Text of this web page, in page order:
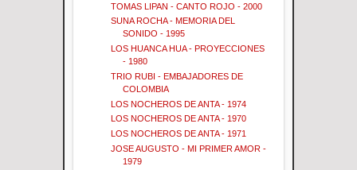
TOMAS LIPAN - CANTO ROJO - 2000
SUNA ROCHA - MEMORIA DEL
SONIDO - 1995
LOS HUANCA HUA - PROYECCIONES
- 1980
TRIO RUBI - EMBAJADORES DE
COLOMBIA
LOS NOCHEROS DE ANTA - 1974
LOS NOCHEROS DE ANTA - 1970
LOS NOCHEROS DE ANTA - 1971
JOSE AUGUSTO - MI PRIMER AMOR -
1979